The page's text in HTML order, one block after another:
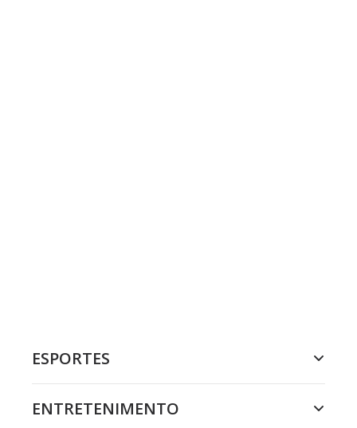
ESPORTES
ENTRETENIMENTO